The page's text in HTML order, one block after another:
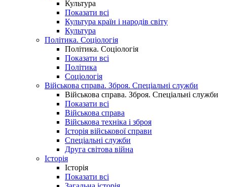
Культура
Показати всі
Культура країн і народів світу
Культура
Політика. Соціологія
Політика. Соціологія
Показати всі
Політика
Соціологія
Військова справа. Зброя. Спеціальні служби
Військова справа. Зброя. Спеціальні служби
Показати всі
Військова справа
Військова техніка і зброя
Історія військової справи
Спеціальні служби
Друга світова війна
Історія
Історія
Показати всі